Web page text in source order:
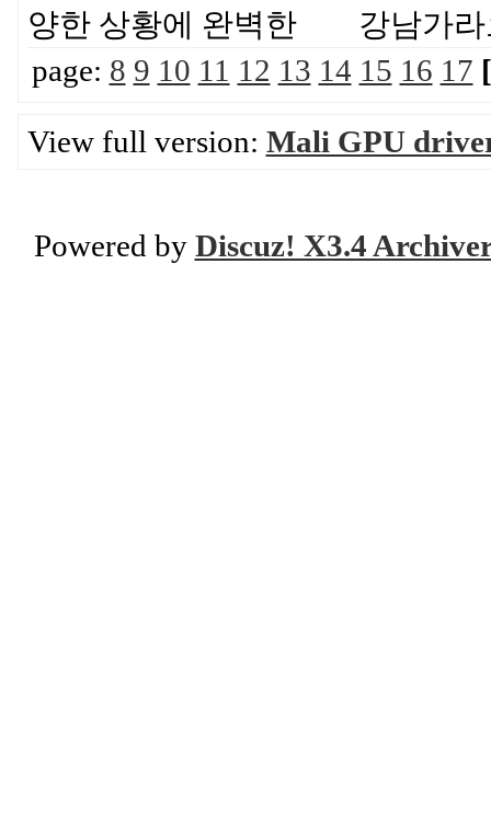
양한 상황에 완벽한 강남가라
page: 8 9 10 11 12 13 14 15 16 17
View full version: Mali GPU
Powered by Discuz! X3.4